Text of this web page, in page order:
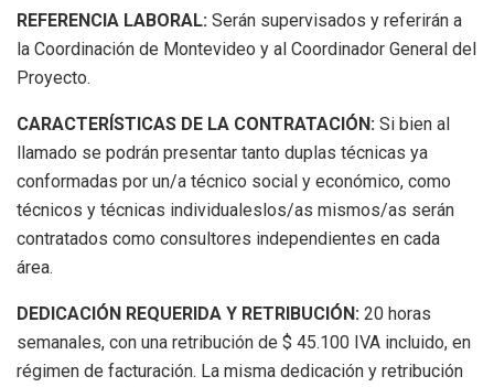
REFERENCIA LABORAL: Serán supervisados y referirán a
la Coordinación de Montevideo y al Coordinador General del
Proyecto.
CARACTERÍSTICAS DE LA CONTRATACIÓN: Si bien al
llamado se podrán presentar tanto duplas técnicas ya
conformadas por un/a técnico social y económico, como
técnicos y técnicas individualeslos/as mismos/as serán
contratados como consultores independientes en cada
área.
DEDICACIÓN REQUERIDA Y RETRIBUCIÓN: 20 horas
semanales, con una retribución de $ 45.100 IVA incluido, en
régimen de facturación. La misma dedicación y retribución